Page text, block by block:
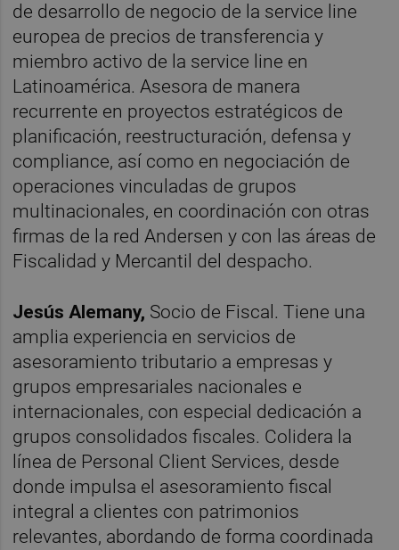
de desarrollo de negocio de la service line
europea de precios de transferencia y
miembro activo de la service line en
Latinoamérica. Asesora de manera
recurrente en proyectos estratégicos de
planificación, reestructuración, defensa y
compliance, así como en negociación de
operaciones vinculadas de grupos
multinacionales, en coordinación con otras
firmas de la red Andersen y con las áreas de
Fiscalidad y Mercantil del despacho.
Jesús Alemany, Socio de Fiscal. Tiene una
amplia experiencia en servicios de
asesoramiento tributario a empresas y
grupos empresariales nacionales e
internacionales, con especial dedicación a
grupos consolidados fiscales. Colidera la
línea de Personal Client Services, desde
donde impulsa el asesoramiento fiscal
integral a clientes con patrimonios
relevantes, abordando de forma coordinada